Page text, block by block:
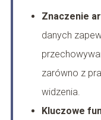
Znaczenie
danych
zarówno z
widzenia.
Kluczowe